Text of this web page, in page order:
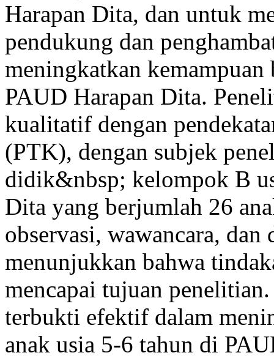
Harapan Dita, dan untuk
pendukung dan
meningkatkan kemampuan
PAUD Harapan Dita.
kualitatif dengan
(PTK), dengan subjek
didik&nbsp; kelompok B
Dita yang berjumlah 26
observasi, wawancara,
menunjukkan bahwa
mencapai tujuan
terbukti efektif dalam
anak usia 5-6 tahun di